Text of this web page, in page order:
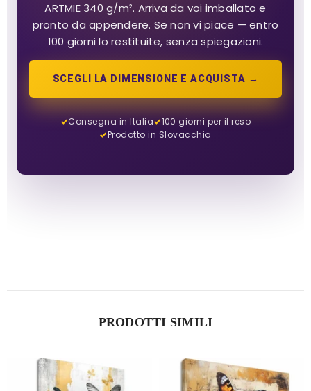
ARTMIE 340 g/m². Arriva da voi imballato e
pronto da appendere. Se non vi piace — entro
100 giorni lo restituite, senza spiegazioni.
SCEGLI LA DIMENSIONE E ACQUISTA →
Consegna in Italia
100 giorni per il reso
Prodotto in Slovacchia
PRODOTTI SIMILI